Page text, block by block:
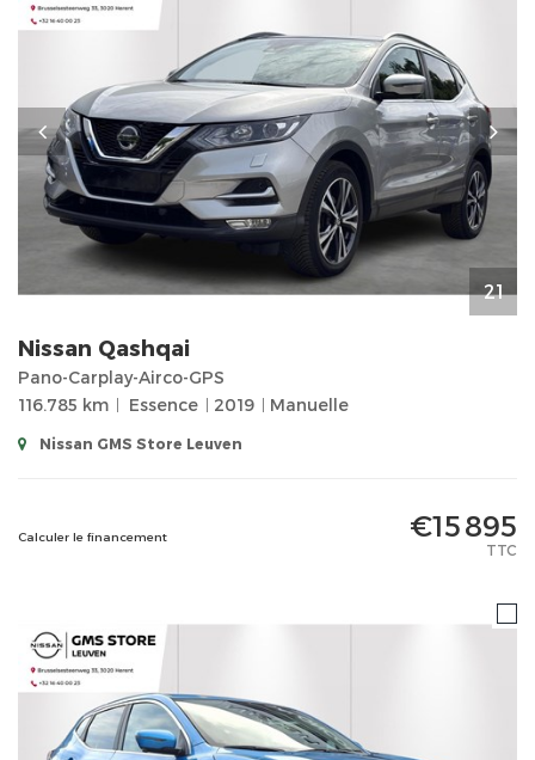
21
Nissan Qashqai
Pano-Carplay-Airco-GPS
116.785 km
Essence 2019 Manuelle
Nissan GMS Store Leuven
Calculer le financement €15 895
TTC